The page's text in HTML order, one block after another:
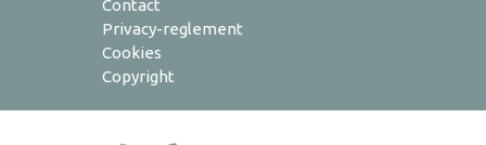
Contact
Privacy-reglement
Cookies
Copyright